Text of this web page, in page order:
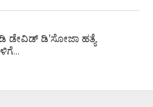
ಡೇವಿಡ್ ಡಿ’ಸೋಜಾ ಹತ್ಯೆ